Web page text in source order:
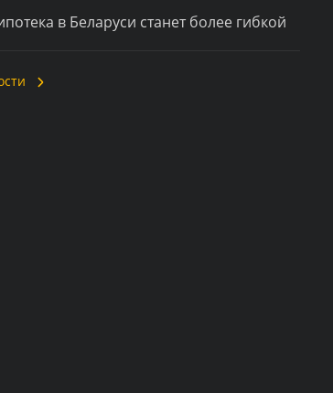
в Беларуси станет более гибкой